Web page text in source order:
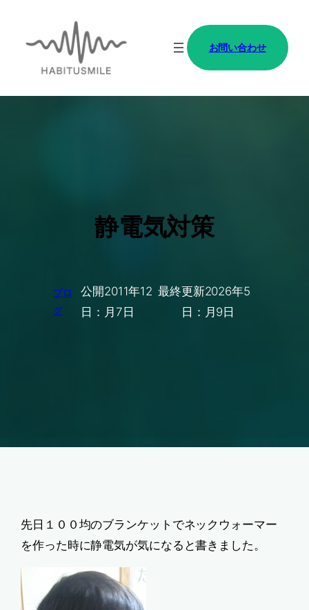
キ
お問い合わせ
静電気対策
ブロ
グ
公開
日：
2011年12
月7日
最終更新
日：
2026年5
月9日
先日１００均のブランケットでネックウォーマー
を作った時に静電気が気になると書きました。